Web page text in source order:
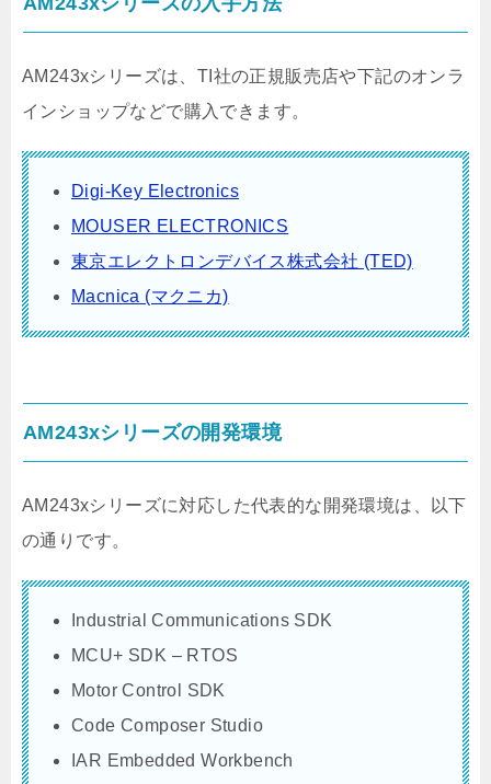
AM243xシリーズは、TI社の正規販売店や下記のオンラ
インショップなどで購入できます。
Digi-Key Electronics
MOUSER ELECTRONICS
東京エレクトロンデバイス株式会社 (TED)
Macnica (マクニカ)
AM243xシリーズの開発環境
AM243xシリーズに対応した代表的な開発環境は、以下
の通りです。
Industrial Communications SDK
MCU+ SDK – RTOS
Motor Control SDK
Code Composer Studio
IAR Embedded Workbench